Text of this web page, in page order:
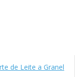
de Leite a Granel